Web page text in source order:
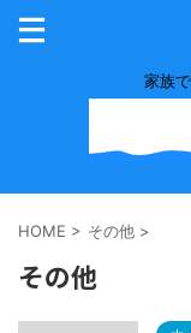
家族
HOME > その他 >
その他